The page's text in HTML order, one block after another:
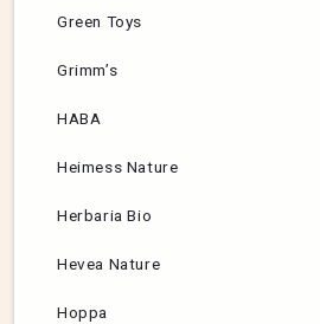
Green Toys
Grimm’s
HABA
Heimess Nature
Herbaria Bio
Hevea Nature
Hoppa